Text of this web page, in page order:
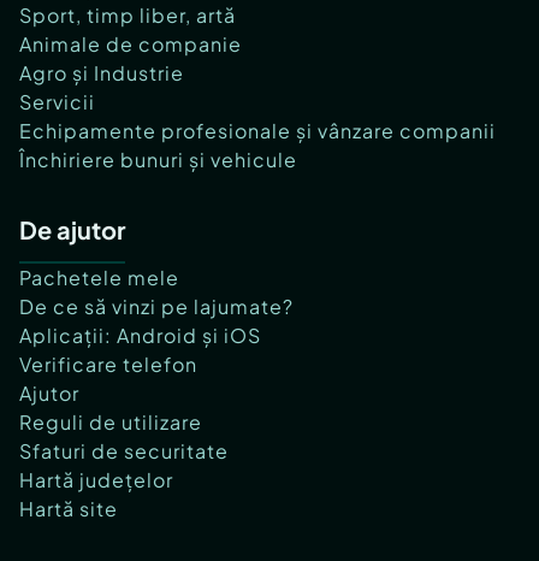
Sport, timp liber, artă
Animale de companie
Agro și Industrie
Servicii
Echipamente profesionale și vânzare companii
Închiriere bunuri și vehicule
De ajutor
Pachetele mele
De ce să vinzi pe lajumate?
Aplicații: Android și iOS
Verificare telefon
Ajutor
Reguli de utilizare
Sfaturi de securitate
Hartă județelor
Hartă site